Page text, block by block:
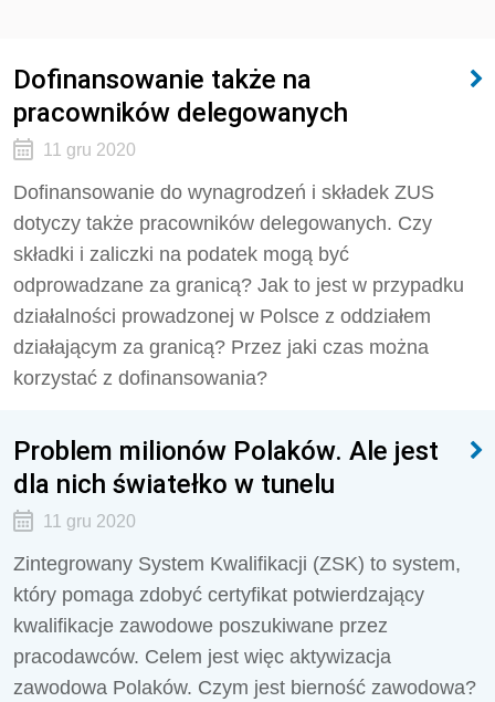
Dofinansowanie także na
pracowników delegowanych
11 gru 2020
Dofinansowanie do wynagrodzeń i składek ZUS
dotyczy także pracowników delegowanych. Czy
składki i zaliczki na podatek mogą być
odprowadzane za granicą? Jak to jest w przypadku
działalności prowadzonej w Polsce z oddziałem
działającym za granicą? Przez jaki czas można
korzystać z dofinansowania?
Problem milionów Polaków. Ale jest
dla nich światełko w tunelu
11 gru 2020
Zintegrowany System Kwalifikacji (ZSK) to system,
który pomaga zdobyć certyfikat potwierdzający
kwalifikacje zawodowe poszukiwane przez
pracodawców. Celem jest więc aktywizacja
zawodowa Polaków. Czym jest bierność zawodowa?